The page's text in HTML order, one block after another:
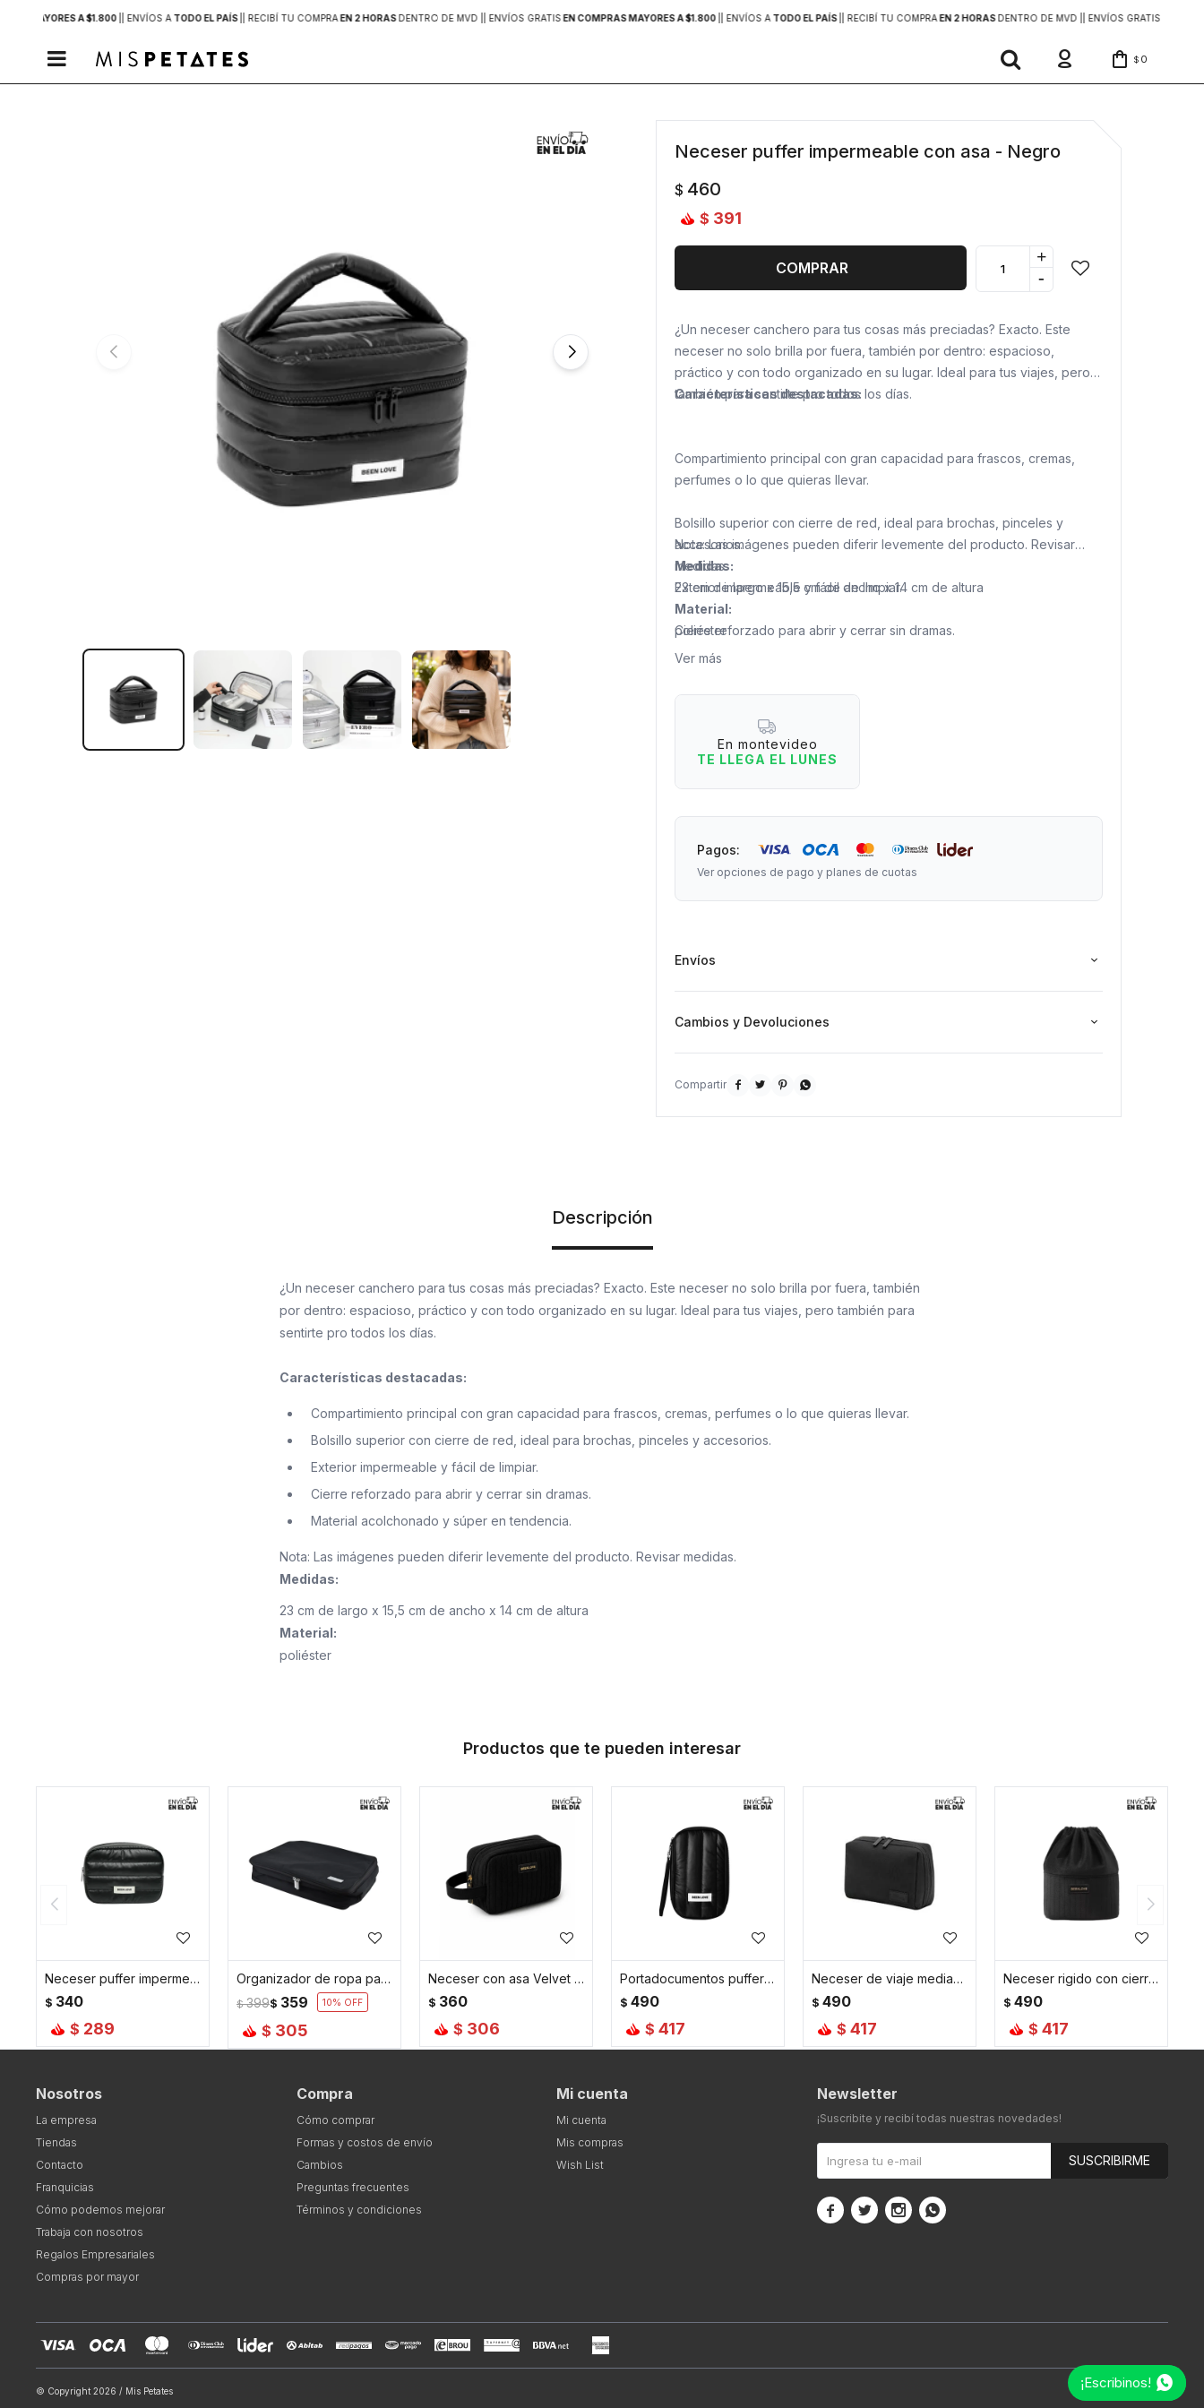
MAYORES A $1.800 | ENVÍOS A TODO EL PAÍS | RECIBÍ TU COMPRAEN 2 HORASDENTRO DE MVD | | ENVÍOS GRATISEN COMPRAS MAYORES A $1.800 | ENVÍOS A TODO EL PAÍS | RECIBÍ TU COMPRAEN 2 HORASDENTRO DE MVD | | ENVÍOS GRATIS
 $ 0
Neceser puffer impermeable con asa - Negro
$ 460
$ 391
COMPRAR
+
-
¿Un neceser canchero para tus cosas más preciadas? Exacto. Este
neceser no solo brilla por fuera, también por dentro: espacioso,
práctico y con todo organizado en su lugar. Ideal para tus viajes, pero
también para sentirte pro todos los días.
Características destacadas:
Compartimiento principal con gran capacidad para frascos, cremas,
perfumes o lo que quieras llevar.
Bolsillo superior con cierre de red, ideal para brochas, pinceles y
accesorios.
Exterior impermeable y fácil de limpiar.
Cierre reforzado para abrir y cerrar sin dramas.
Nota: Las imágenes pueden diferir levemente del producto. Revisar
medidas.
Medidas:
23 cm de largo x 15,5 cm de ancho x 14 cm de altura
Material:
poliéster
Ver más
En montevideo
TE LLEGA EL LUNES
Pagos:
Ver opciones de pago y planes de cuotas
Envíos
Cambios y Devoluciones
   
Descripción
¿Un neceser canchero para tus cosas más preciadas? Exacto. Este neceser no solo brilla por fuera, también
por dentro: espacioso, práctico y con todo organizado en su lugar. Ideal para tus viajes, pero también para
sentirte pro todos los días.
Características destacadas:
Compartimiento principal con gran capacidad para frascos, cremas, perfumes o lo que quieras llevar.
Bolsillo superior con cierre de red, ideal para brochas, pinceles y accesorios.
Exterior impermeable y fácil de limpiar.
Cierre reforzado para abrir y cerrar sin dramas.
Material acolchonado y súper en tendencia.
Nota: Las imágenes pueden diferir levemente del producto. Revisar medidas.
Medidas:
23 cm de largo x 15,5 cm de ancho x 14 cm de altura
Material:
poliéster
Productos que te pueden interesar
Neceser puffer impermeable chico - Negro
$ 340
$ 289
Organizador de ropa para viaje grande - Negro
$ 359
$ 399 10
$ 305
Neceser con asa Velvet BLove - Negro
$ 360
$ 306
Portadocumentos puffer impermeable mediano - Negro
$ 490
$ 417
Neceser de viaje mediano – 20x15x8cm - Negro
$ 490
$ 417
Neceser rigido con cierre ajustable Velvet BLove - Negro
$ 490
$ 417
Nosotros
La empresa
Tiendas
Contacto
Franquicias
Cómo podemos mejorar
Trabaja con nosotros
Regalos Empresariales
Compras por mayor
Compra
Cómo comprar
Formas y costos de envío
Cambios
Preguntas frecuentes
Términos y condiciones
Mi cuenta
Mi cuenta
Mis compras
Wish List
Newsletter
¡Suscribite y recibí todas nuestras novedades!
SUSCRIBIRME
   
© Copyright 2026 / Mis Petates ¡Escribinos!